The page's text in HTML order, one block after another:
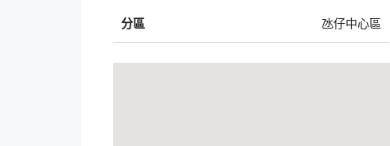
分區 氹仔中心區